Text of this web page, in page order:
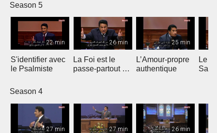
Season 5
22 min
S'identifier avec
le Psalmiste
26 min
La Foi est le
passe-partout de
25 min
L’Amour-propre
authentique
Le
Sain
Season 4
27 min 27 min 26 min